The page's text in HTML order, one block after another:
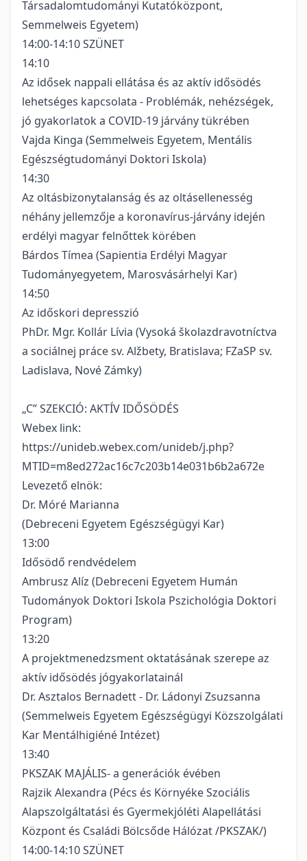
Társadalomtudományi Kutatóközpont,
Semmelweis Egyetem)
14:00-14:10 SZÜNET
14:10
Az idősek nappali ellátása és az aktív idősödés
lehetséges kapcsolata - Problémák, nehézségek,
jó gyakorlatok a COVID-19 járvány tükrében
Vajda Kinga (Semmelweis Egyetem, Mentális
Egészségtudományi Doktori Iskola)
14:30
Az oltásbizonytalanság és az oltásellenesség
néhány jellemzője a koronavírus-járvány idején
erdélyi magyar felnőttek körében
Bárdos Tímea (Sapientia Erdélyi Magyar
Tudományegyetem, Marosvásárhelyi Kar)
14:50
Az időskori depresszió
PhDr. Mgr. Kollár Lívia (Vysoká školazdravotníctva
a sociálnej práce sv. Alžbety, Bratislava; FZaSP sv.
Ladislava, Nové Zámky)
„C” SZEKCIÓ: AKTÍV IDŐSÖDÉS
Webex link:
https://unideb.webex.com/unideb/j.php?
MTID=m8ed272ac16c7c203b14e031b6b2a672e
Levezető elnök:
Dr. Móré Marianna
(Debreceni Egyetem Egészségügyi Kar)
13:00
Idősödő rendvédelem
Ambrusz Alíz (Debreceni Egyetem Humán
Tudományok Doktori Iskola Pszichológia Doktori
Program)
13:20
A projektmenedzsment oktatásának szerepe az
aktív idősödés jógyakorlatainál
Dr. Asztalos Bernadett - Dr. Ládonyi Zsuzsanna
(Semmelweis Egyetem Egészségügyi Közszolgálati
Kar Mentálhigiéné Intézet)
13:40
PKSZAK MAJÁLIS- a generációk évében
Rajzik Alexandra (Pécs és Környéke Szociális
Alapszolgáltatási és Gyermekjóléti Alapellátási
Központ és Családi Bölcsőde Hálózat /PKSZAK/)
14:00-14:10 SZÜNET